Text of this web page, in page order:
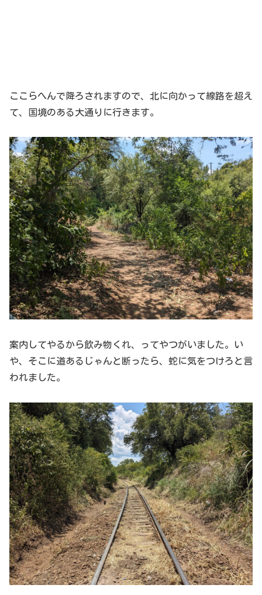
ここらへんで降ろされますので、北に向かって線路を超え
て、国境のある大通りに行きます。
案内してやるから飲み物くれ、ってやつがいました。い
や、そこに道あるじゃんと断ったら、蛇に気をつけろと言
われました。